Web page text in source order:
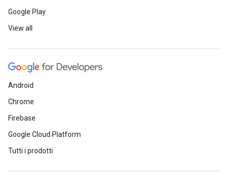
Google Play
View all
Android
Chrome
Firebase
Google Cloud Platform
Tutti i prodotti